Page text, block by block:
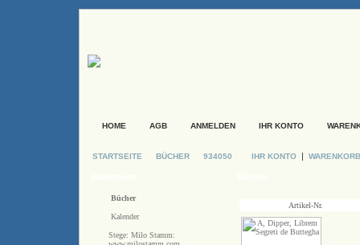
HOME AGB ANMELDEN IHR KONTO
STARTSEITE BÜCHER 934050 IHR KONTO|
Bücher
Kalender
Stege: Milo Stamm:
Artikel-Nr.